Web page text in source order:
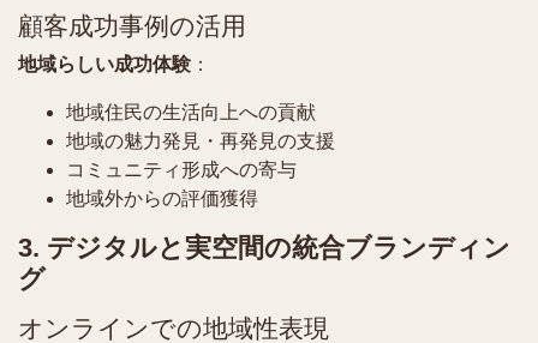
顧客成功事例の活用
地域らしい成功体験 ：
地域住民の生活向上への貢献
地域の魅力発見・再発見の支援
コミュニティ形成への寄与
地域外からの評価獲得
3. デジタルと実空間の統合ブランディン
グ
オンラインでの地域性表現